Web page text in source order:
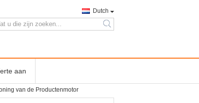
Dutch
search
aan
van de Productenmotor